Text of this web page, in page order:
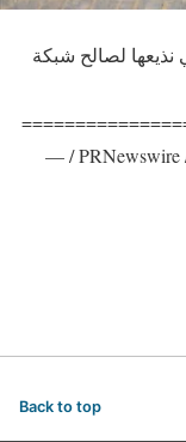
نذيعها لصالح شبكة
============= تورونتو، 28 أكتوبر 2023 / PRNewswire / —
Back to top